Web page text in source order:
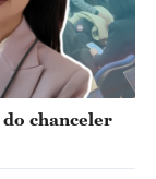
chanceler